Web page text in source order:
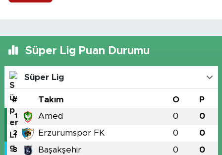
Süper Lig Puan Durumu
Süper Lig
# Takım O P
1 Amed 0 0
2 Erzurumspor FK 0 0
3 Başakşehir 0 0